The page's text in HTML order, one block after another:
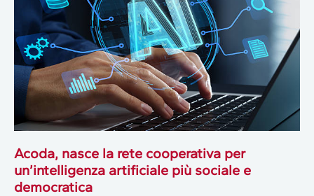
Acoda, nasce la rete cooperativa per
un’intelligenza artificiale più sociale e
democratica